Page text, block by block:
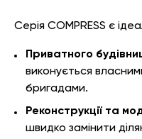
Серія COMPRESS є
Приватного
виконується
бригадами.
Реконструкції та
швидко замінити